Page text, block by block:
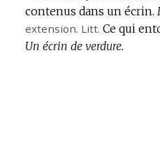
contenus dans un écrin.
extension. Litt. Ce qui
Un écrin de verdure.